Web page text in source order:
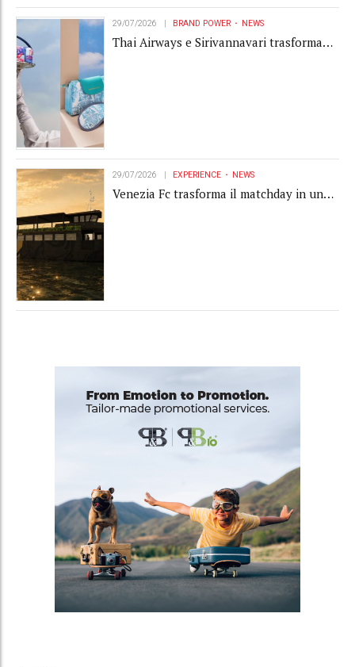
29/07/2026 BRAND POWER NEWS
Thai Airways e Sirivannavari trasformano
29/07/2026 EXPERIENCE NEWS
Venezia Fc trasforma il matchday in una